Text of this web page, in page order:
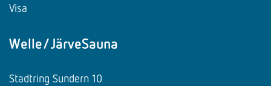
Visa
Welle/JärveSauna
Stadtring Sundern 10